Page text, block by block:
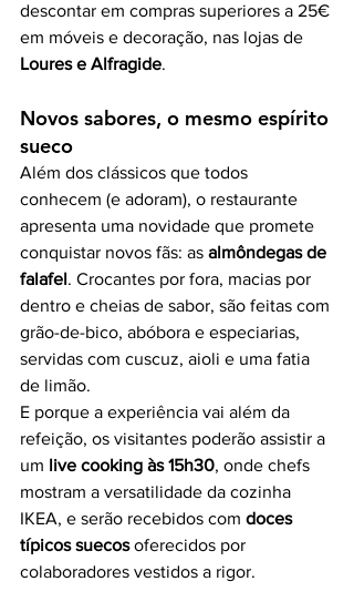
descontar em compras superiores a 25€
em móveis e decoração, nas lojas de
Loures e Alfragide.
Novos sabores, o mesmo espírito
sueco
Além dos clássicos que todos
conhecem (e adoram), o restaurante
apresenta uma novidade que promete
conquistar novos fãs: as almôndegas de
falafel. Crocantes por fora, macias por
dentro e cheias de sabor, são feitas com
grão-de-bico, abóbora e especiarias,
servidas com cuscuz, aioli e uma fatia
de limão.
E porque a experiência vai além da
refeição, os visitantes poderão assistir a
um live cooking às 15h30, onde chefs
mostram a versatilidade da cozinha
IKEA, e serão recebidos com doces
típicos suecos oferecidos por
colaboradores vestidos a rigor.